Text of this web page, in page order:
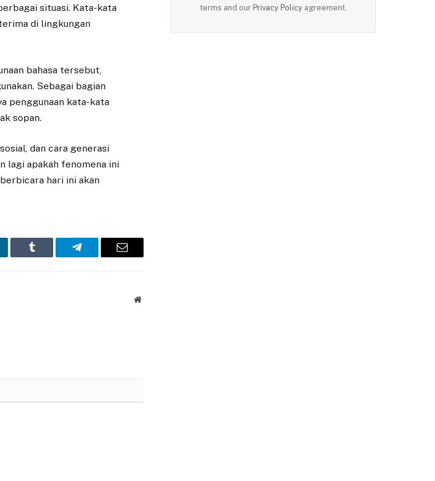
situasi. Kata-kata
di lingkungan
bahasa tersebut,
Sebagai bagian
penggunaan kata-kata
sopan.
dan cara generasi
lagi apakah fenomena ini
hari ini akan
Tumblr Telegram Email
Website
terms and our Privacy Policyagreement.